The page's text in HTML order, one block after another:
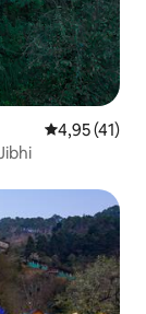
4,95 de uma
4,95 (41)
Jibhi